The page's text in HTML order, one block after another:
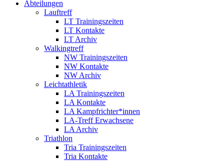
Abteilungen
Lauftreff
LT Trainingszeiten
LT Kontakte
LT Archiv
Walkingtreff
NW Trainingszeiten
NW Kontakte
NW Archiv
Leichtathletik
LA Trainingszeiten
LA Kontakte
LA Kampfrichter*innen
LA-Treff Erwachsene
LA Archiv
Triathlon
Tria Trainingszeiten
Tria Kontakte